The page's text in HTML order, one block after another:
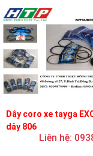
Dây coro xe tayga
dây 806
Liên hệ: